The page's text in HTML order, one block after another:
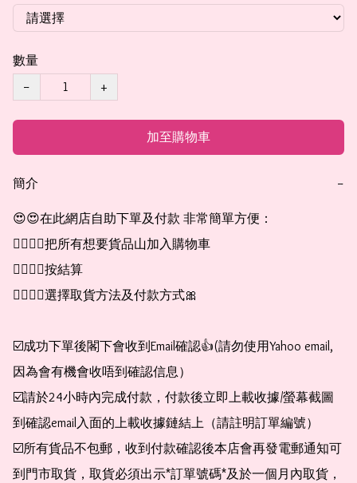
數量
−
+
加至購物車
簡介 −
😍😍在此網店自助下單及付款 非常簡單方便：
👉🏻👉🏻把所有想要貨品山加入購物車
👉🏻👉🏻按結算
👉🏻👉🏻選擇取貨方法及付款方式🎀
☑️成功下單後閣下會收到Email確認👍(請勿使用Yahoo email,
因為會有機會收唔到確認信息）
☑️請於24小時內完成付款，付款後立即上載收據/螢幕截圖
到確認email入面的上載收據鏈結上（請註明訂單編號）
☑️所有貨品不包郵，收到付款確認後本店會再發電郵通知可
到門市取貨，取貨必須出示*訂單號碼*及於一個月內取貨，